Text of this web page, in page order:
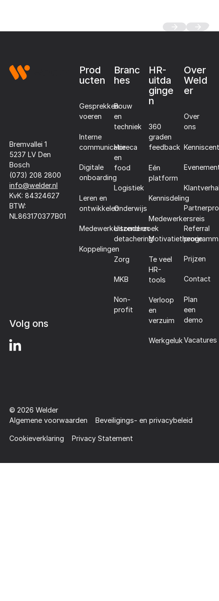
Bremvallei 1
5237 LV Den
Bosch
(073) 208 2800
info@welder.nl
KvK: 84324627
BTW:
NL863170377B01
Volg ons
Prod
ucten
Gesprekken
voeren
Interne
communicatie
Digitale
onboarding
Leren en
ontwikkelen
Medewerkersonderzoek
Koppelingen
Branc
hes
Bouw
en
techniek
Horeca
en
food
Logistiek
Onderwijs
Uitzend en
detachering
Zorg
MKB
Non-
profit
HR-
uitda
ginge
n
360
graden
feedback
Eén
platform
Kennisdeling
Medewerkersreis
Motivatietheorie
Te veel
HR-
tools
Verloop
en
verzuim
Werkgeluk
Over
Weld
er
Over
ons
Referral
Prijzen
Contact
Plan
een
demo
Vacatures
© 2026 Welder
Algemene voorwaarden
Beveiligings- en privacybeleid
Cookieverklaring Privacy Statement